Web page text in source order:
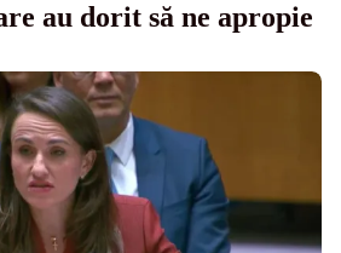
au dorit să ne apropie